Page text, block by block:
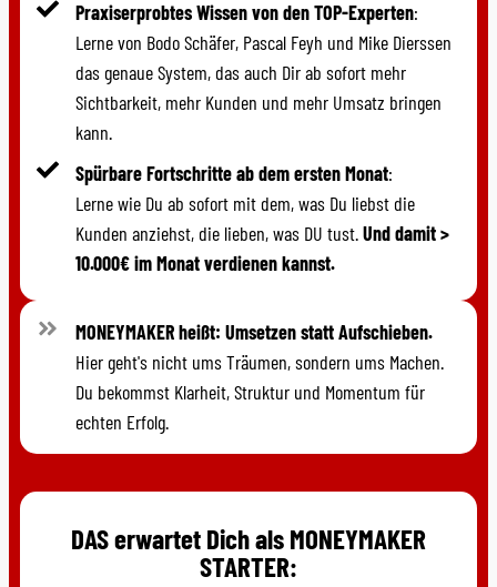
Praxiserprobtes Wissen von den TOP-Experten:
Lerne von Bodo Schäfer, Pascal Feyh und Mike Dierssen
das genaue System, das auch Dir ab sofort mehr
Sichtbarkeit, mehr Kunden und mehr Umsatz bringen
kann.
Spürbare Fortschritte ab dem ersten Monat:
Lerne wie Du ab sofort mit dem, was Du liebst die
Kunden anziehst, die lieben, was DU tust.Und damit >
10.000€ im Monat verdienen kannst.
MONEYMAKER heißt: Umsetzen statt Aufschieben.
Hier geht's nicht ums Träumen, sondern ums Machen.
Du bekommst Klarheit, Struktur und Momentum für
echten Erfolg.
DAS erwartet Dich als MONEYMAKER
STARTER: